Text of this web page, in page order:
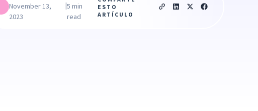
November 13,
2023
|5 min
read
ESTO
ARTÍCULO